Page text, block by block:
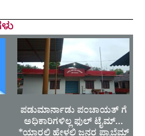
ಪಡುಮಾರ್ನಾಡು ಪಂಚಾಯತ್ ಗೆ
ಅಧಿಕಾರಿಗಳಿಲ್ಲ ಫುಲ್ ಟೈಮ್…